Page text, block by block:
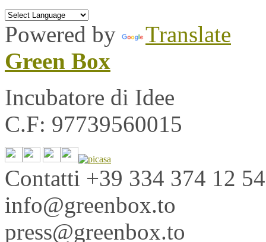
Powered by
Translate
Green Box
Incubatore di Idee
C.F: 97739560015
Contatti +39 334 374 12 54
info@greenbox.to
press@greenbox.to